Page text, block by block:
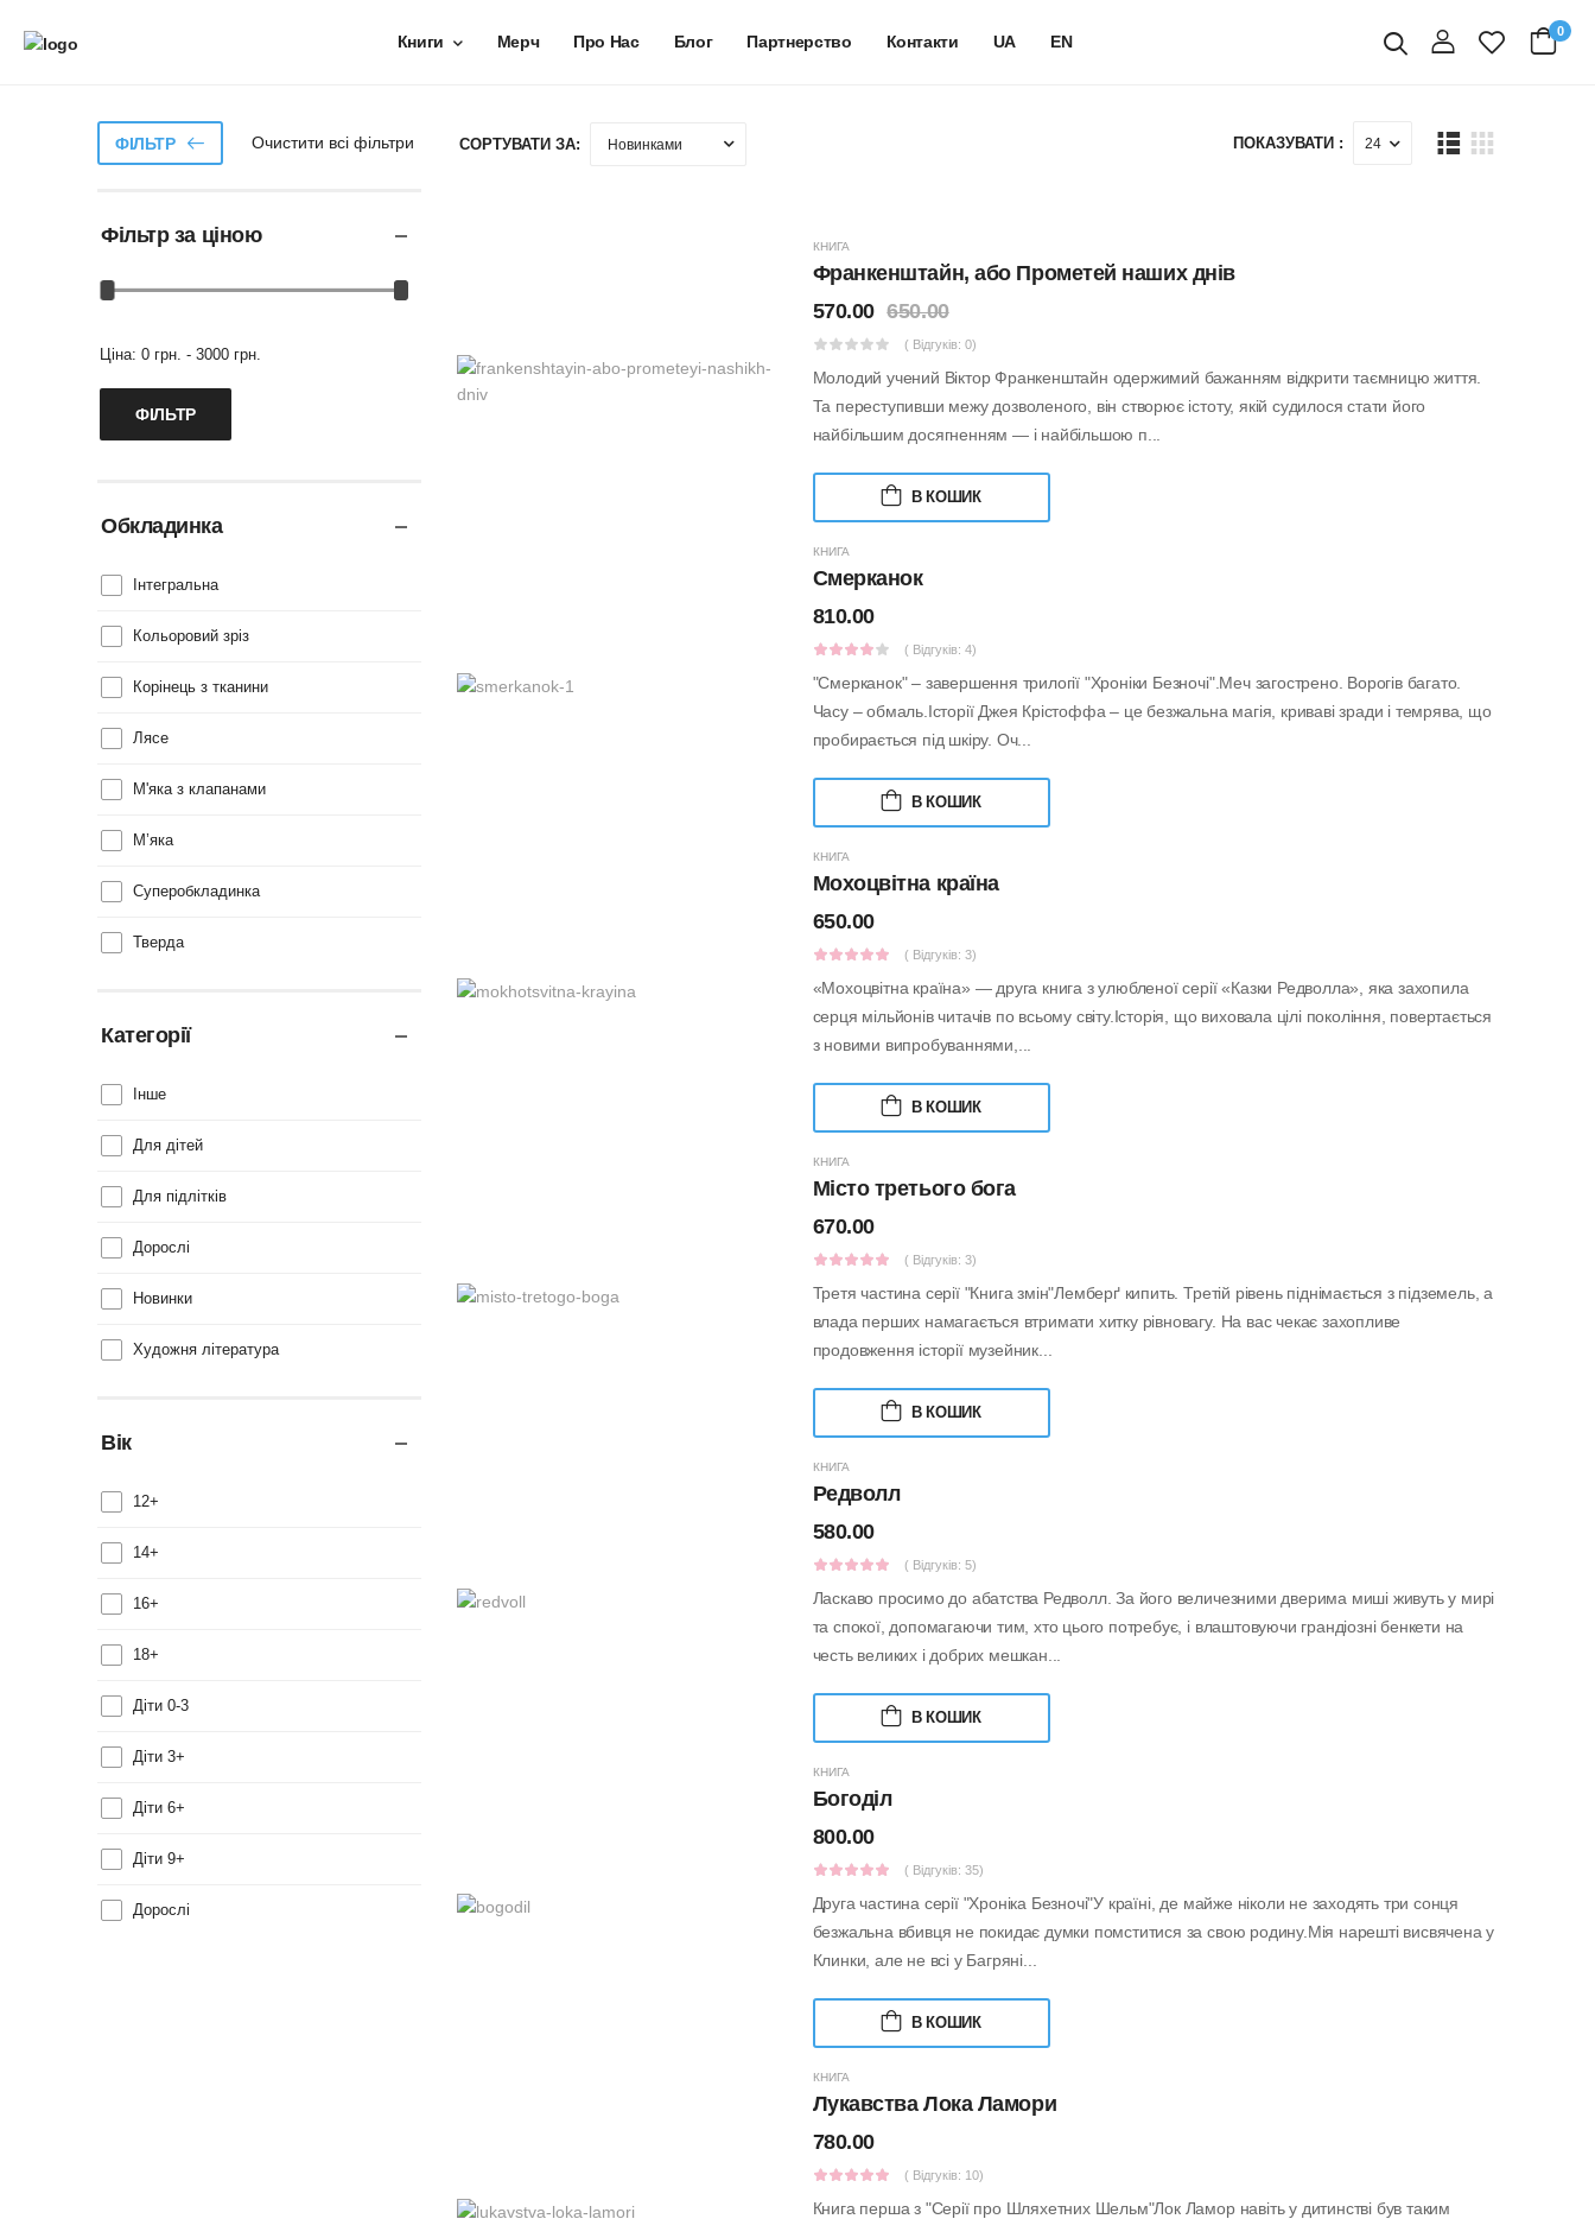
Книги Мерч Про Нас Блог Партнерство Контакти UA EN
Пошуквхід
0
ФІЛЬТР Очистити всі фільтри
Фільтр за ціною
Ціна: 0 грн. - 3000 грн.
Обкладинка
Інтегральна
Кольоровий зріз
Корінець з тканини
Лясе
М'яка з клапанами
М’яка
Суперобкладинка
Тверда
Категорії
Інше
Для дітей
Для підлітків
Дорослі
Новинки
Художня література
Вік
12+
14+
16+
18+
Діти 0-3
Діти 3+
Діти 6+
Діти 9+
Дорослі
СОРТУВАТИ ЗА: ПОКАЗУВАТИ :
КНИГА
Франкенштайн, або Прометей наших днів
570.00 650.00
( Відгуків: 0)
Молодий учений Віктор Франкенштайн одержимий бажанням відкрити таємницю життя.
Та переступивши межу дозволеного, він створює істоту, якій судилося стати його
найбільшим досягненням — і найбільшою п...
В КОШИК
КНИГА
Смерканок
810.00
( Відгуків: 4)
"Смерканок" – завершення трилогії "Хроніки Безночі".Меч загострено. Ворогів багато.
Часу – обмаль.Історії Джея Крістоффа – це безжальна магія, криваві зради і темрява, що
пробирається під шкіру. Оч...
В КОШИК
КНИГА
Мохоцвітна країна
650.00
( Відгуків: 3)
«Мохоцвітна країна» — друга книга з улюбленої серії «Казки Редволла», яка захопила
серця мільйонів читачів по всьому світу.Історія, що виховала цілі покоління, повертається
з новими випробуваннями,...
В КОШИК
КНИГА
Місто третього бога
670.00
( Відгуків: 3)
Третя частина серії "Книга змін"Лемберґ кипить. Третій рівень піднімається з підземель, а
влада перших намагається втримати хитку рівновагу. На вас чекає захопливе
продовження історії музейник...
В КОШИК
КНИГА
Редволл
580.00
( Відгуків: 5)
Ласкаво просимо до абатства Редволл. За його величезними дверима миші живуть у мирі
та спокої, допомагаючи тим, хто цього потребує, і влаштовуючи грандіозні бенкети на
честь великих і добрих мешкан...
В КОШИК
КНИГА
Богоділ
800.00
( Відгуків: 35)
Друга частина серії "Хроніка Безночі"У країні, де майже ніколи не заходять три сонця
безжальна вбивця не покидає думки помститися за свою родину.Мія нарешті висвячена у
Клинки, але не всі у Багряні...
В КОШИК
КНИГА
Лукавства Лока Ламори
780.00
( Відгуків: 10)
Книга перша з "Серії про Шляхетних Шельм"Лок Ламор навіть у дитинстві був таким